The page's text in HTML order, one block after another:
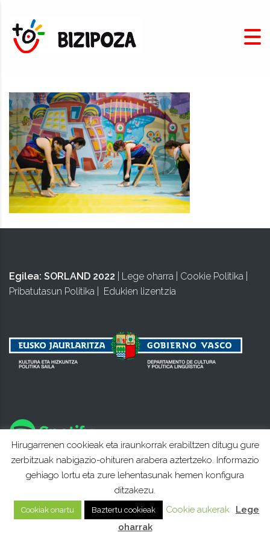
Egilea: SORLAND 2022 Lege oharra Cookie Politika
Pribatutasun Politika
Edukien lizentzia
Hirugarrenen cookieak eta iraunkorrak erabiltzen ditugu gure
zerbitzuak nabigazio-ohituren arabera aztertzeko. Informazio
gehiago lortu eta zure lehentasunak hemen konfigura
ditzakezu.
Cookiak onartu Baztertu cookieak Cookie aukerak
Lege
oharrak